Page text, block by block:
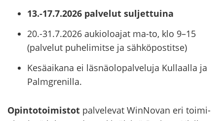
13.-17.7.2026 palvelut suljettuina
20.-31.7.2026 aukioloajat ma-to, klo 9–15
(palvelut puhelimitse ja sähköpostitse)
Kesäaikana ei läsnäolopalveluja Kullaalla ja
Palmgrenilla.
Opin­to­toi­mis­tot pal­ve­le­vat WinNovan eri toi­mi­